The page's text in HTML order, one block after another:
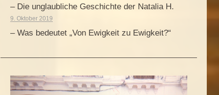
– Die unglaubliche Geschichte der Natalia H.
9. Oktober 2019
– Was bedeutet „Von Ewigkeit zu Ewigkeit?“